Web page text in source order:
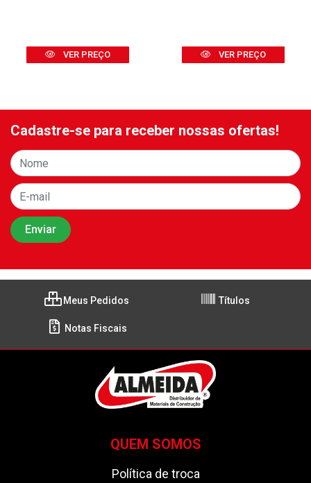
VER PREÇO VER PREÇO
Cadastre-se para receber nossas ofertas!
Meus Pedidos Títulos
Notas Fiscais
QUEM SOMOS
Política de troca